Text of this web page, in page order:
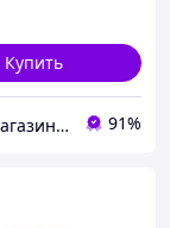
Купить
DeLuxe магазин текстиля 91%